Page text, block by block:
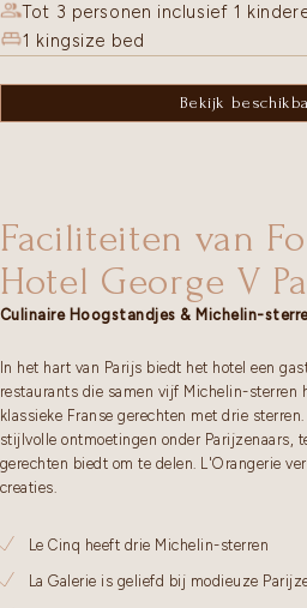
Tot 3 personen inclusief 1
1 kingsize bed
Bekijk
Faciliteiten van
Hotel George V
Culinaire Hoogstandjes & Michelin-
In het hart van Parijs biedt het hotel een
restaurants die samen vijf Michelin-sterren
klassieke Franse gerechten met drie
stijlvolle ontmoetingen onder Parijzenaars,
gerechten biedt om te delen. L'Orangerie
creaties.
Le Cinq heeft drie Michelin-sterren
La Galerie is geliefd bij modieuze